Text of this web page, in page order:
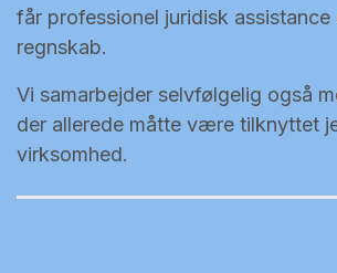
får professionel juridisk
regnskab.
Vi samarbejder selvfølgelig også
der allerede måtte være tilknyttet
virksomhed.